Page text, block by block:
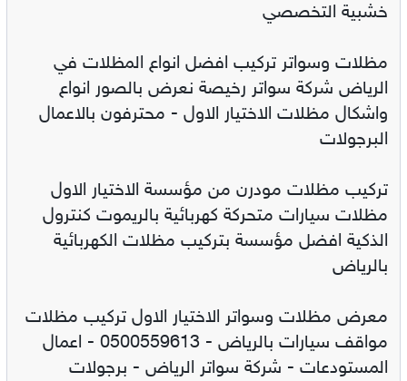
خشبية التخصصي
مظلات وسواتر تركيب افضل انواع المظلات في
الرياض شركة سواتر رخيصة نعرض بالصور انواع
واشكال مظلات الاختيار الاول - محترفون بالاعمال
البرجولات
تركيب مظلات مودرن من مؤسسة الاختيار الاول
مظلات سيارات متحركة كهربائية بالريموت كنترول
الذكية افضل مؤسسة بتركيب مظلات الكهربائية
بالرياض
معرض مظلات وسواتر الاختيار الاول تركيب مظلات
مواقف سيارات بالرياض - 0500559613 - اعمال
المستودعات - شركة سواتر الرياض - برجولات